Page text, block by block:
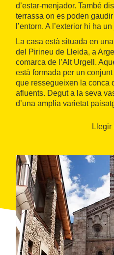
d’estar-menjador. També
terrassa on es poden
l’entorn. A l’exterior hi ha
La casa està situada en
del Pirineu de Lleida, a
comarca de l’Alt Urgell.
està formada per un
que ressegueixen la conca
afluents. Degut a la seva
d’una amplia varietat
muntanya i d’aventura,Llegir